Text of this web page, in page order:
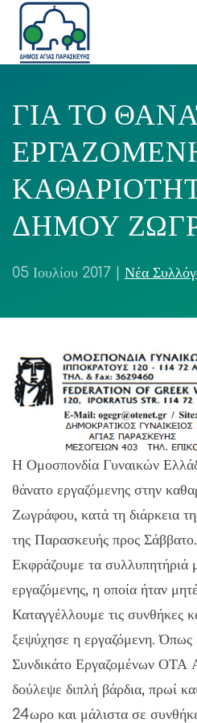
ΓΙΑ ΤΟ
ΔΗΜΟΥ
05 Ιουλίου 2017 Νέα
Η Ομοσπονδία Γυναικών
θάνατο εργαζόμενης στην
Ζωγράφου, κατά τη διάρκεια
της Παρασκευής προς Σάββατο.
Εκφράζουμε τα συλλυπητήριά
εργαζόμενης, η οποία ήταν
Καταγγέλλουμε τις συνθήκες
ξεψύχησε η εργαζόμενη. Όπως
Συνδικάτο Εργαζομένων ΟΤΑ
δούλεψε διπλή βάρδια, πρωί
24ωρο και μάλιστα σε